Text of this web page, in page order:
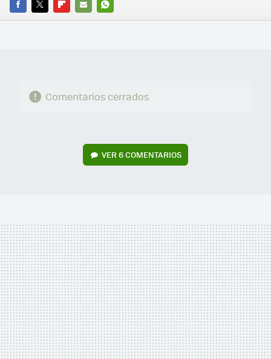
FACEBOOK
TWITTERFLIPBOARD
E-
WHATSAPP
Comentarios cerrados
VER 6 COMENTARIOS